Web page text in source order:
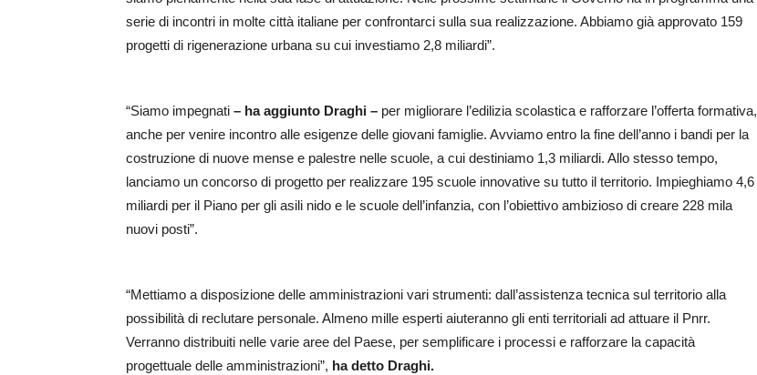
serie di incontri in molte città italiane per confrontarci sulla sua realizzazione. Abbiamo già approvato 159
progetti di rigenerazione urbana su cui investiamo 2,8 miliardi”.
“Siamo impegnati – ha aggiunto Draghi – per migliorare l’edilizia scolastica e rafforzare l’offerta formativa,
anche per venire incontro alle esigenze delle giovani famiglie. Avviamo entro la fine dell’anno i bandi per la
costruzione di nuove mense e palestre nelle scuole, a cui destiniamo 1,3 miliardi. Allo stesso tempo,
lanciamo un concorso di progetto per realizzare 195 scuole innovative su tutto il territorio. Impieghiamo 4,6
miliardi per il Piano per gli asili nido e le scuole dell’infanzia, con l’obiettivo ambizioso di creare 228 mila
nuovi posti”.
“Mettiamo a disposizione delle amministrazioni vari strumenti: dall’assistenza tecnica sul territorio alla
possibilità di reclutare personale. Almeno mille esperti aiuteranno gli enti territoriali ad attuare il Pnrr.
Verranno distribuiti nelle varie aree del Paese, per semplificare i processi e rafforzare la capacità
progettuale delle amministrazioni”, ha detto Draghi.